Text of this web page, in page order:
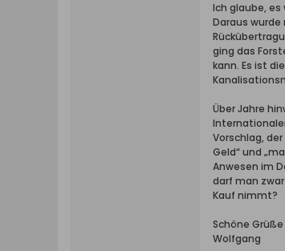
Ich glaube, es
Daraus
ging das
kann. Es ist
Über Jahre
Vorschlag,
Geld“ und
Anwesen im
darf man
Kauf nimmt?
Schöne
Wolfgang